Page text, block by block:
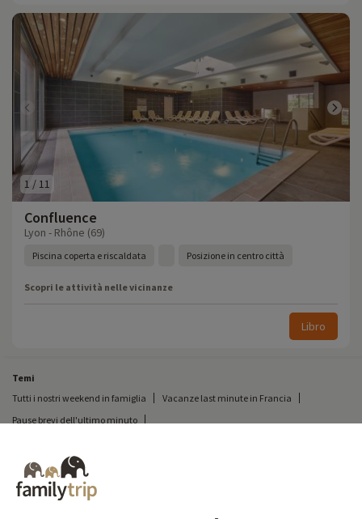
1 / 11
Confluence
Lyon - Rhône (69)
Piscina coperta e riscaldata Posizione in centro città
Scopri le attività nelle vicinanze
Libro
Temi
Tutti i nostri weekend in famiglia
Vacanze last minute in Francia
Pause brevi dell'ultimo minuto
Vacanze in campeggio in Francia
Destinazioni
Vacanze sulla neve in Francia